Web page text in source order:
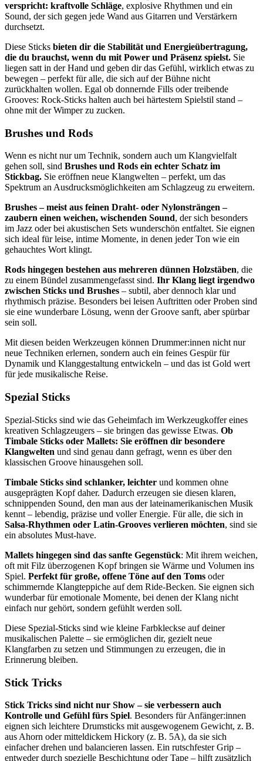
verspricht: kraftvolle Schläge, explosive Rhythmen und ein
Sound, der sich gegen jede Wand aus Gitarren und Verstärkern
durchsetzt.
Diese Sticks bieten dir die Stabilität und Energieübertragung,
die du brauchst, wenn du mit Power und Präsenz spielst. Sie
liegen satt in der Hand und geben dir das Gefühl, wirklich etwas zu
bewegen – perfekt für alle, die sich auf der Bühne nicht
zurückhalten wollen. Egal ob donnernde Fills oder treibende
Grooves: Rock-Sticks halten auch bei härtestem Spielstil stand –
ohne mit der Wimper zu zucken.
Brushes und Rods
Wenn es nicht nur um Technik, sondern auch um Klangvielfalt
gehen soll, sind Brushes und Rods ein echter Schatz im
Stickbag. Sie eröffnen neue Klangwelten – perfekt, um das
Spektrum an Ausdrucksmöglichkeiten am Schlagzeug zu erweitern.
Brushes – meist aus feinen Draht- oder Nylonsträngen –
zaubern einen weichen, wischenden Sound, der sich besonders
im Jazz oder bei akustischen Sets wunderschön entfaltet. Sie eignen
sich ideal für leise, intime Momente, in denen jeder Ton wie ein
gehauchtes Wort klingt.
Rods hingegen bestehen aus mehreren dünnen Holzstäben, die
zu einem Bündel zusammengefasst sind. Ihr Klang liegt irgendwo
zwischen Sticks und Brushes – subtil, aber dennoch klar und
rhythmisch präzise. Besonders bei leisen Auftritten oder Proben sind
sie eine wunderbare Lösung, wenn der Groove sanft, aber spürbar
sein soll.
Mit diesen beiden Werkzeugen können Drummer:innen nicht nur
neue Techniken erlernen, sondern auch ein feines Gespür für
Dynamik und Klanggestaltung entwickeln – und das ist Gold wert
für jede musikalische Reise.
Spezial Sticks
Spezial-Sticks sind wie das Geheimfach im Werkzeugkoffer eines
kreativen Schlagzeugers – sie bringen das gewisse Etwas. Ob
Timbale Sticks oder Mallets: Sie eröffnen dir besondere
Klangwelten und sind genau dann gefragt, wenn es über den
klassischen Groove hinausgehen soll.
Timbale Sticks sind schlanker, leichter und kommen ohne
ausgeprägten Kopf daher. Dadurch erzeugen sie diesen klaren,
schnippenden Sound, den man aus der lateinamerikanischen Musik
kennt – lebendig, präzise und voller Energie. Für alle, die sich in
Salsa-Rhythmen oder Latin-Grooves verlieren möchten, sind sie
ein absolutes Must-have.
Mallets hingegen sind das sanfte Gegenstück: Mit ihrem weichen,
oft mit Filz überzogenen Kopf bringen sie Wärme und Volumen ins
Spiel. Perfekt für große, offene Töne auf den Toms oder
schimmernde Klangteppiche auf dem Ride-Becken. Sie eignen sich
wunderbar für emotionale Momente, bei denen der Klang nicht
einfach nur gehört, sondern gefühlt werden soll.
Diese Spezial-Sticks sind wie kleine Farbkleckse auf deiner
musikalischen Palette – sie ermöglichen dir, gezielt neue
Klangfarben zu setzen und Stimmungen zu erzeugen, die in
Erinnerung bleiben.
Stick Tricks
Stick Tricks sind nicht nur Show – sie verbessern auch
Kontrolle und Gefühl fürs Spiel. Besonders für Anfänger:innen
eignen sich leichtere Drumsticks mit ausgewogenem Gewicht, z. B.
aus Ahorn oder mitteldickem Hickory (z. B. 5A), da sie sich
einfacher drehen und balancieren lassen. Ein rutschfester Grip –
entweder durch spezielle Beschichtung oder Tape – hilft zusätzlich